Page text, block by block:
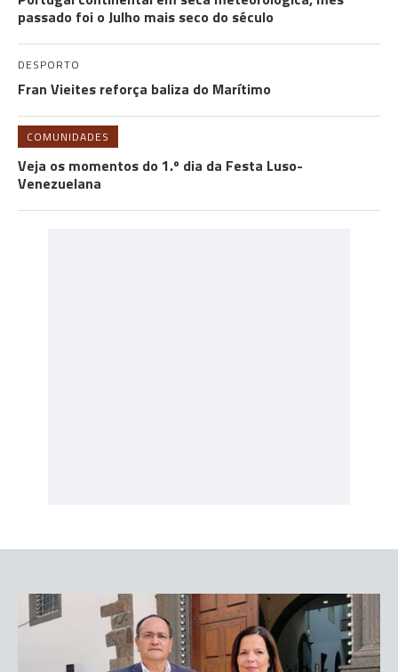
passado foi o Julho mais seco do século
DESPORTO
Fran Vieites reforça baliza do Marítimo
COMUNIDADES
Veja os momentos do 1.º dia da Festa Luso-
Venezuelana